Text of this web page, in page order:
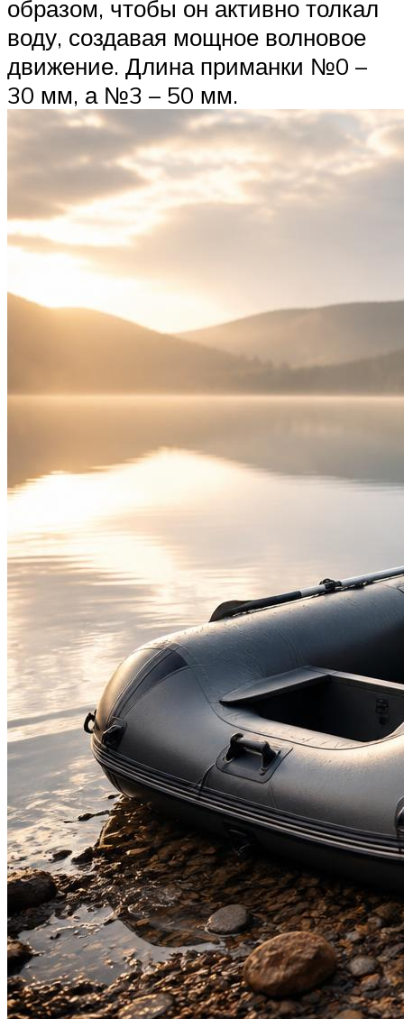
образом, чтобы он активно толкал
воду, создавая мощное волновое
движение. Длина приманки №0 –
30 мм, а №3 – 50 мм.